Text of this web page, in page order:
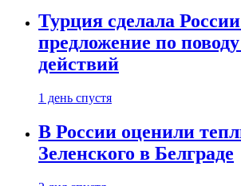
Турция сделала
предложение по
действий
1 день спустя
В России оценили
Зеленского в Белграде